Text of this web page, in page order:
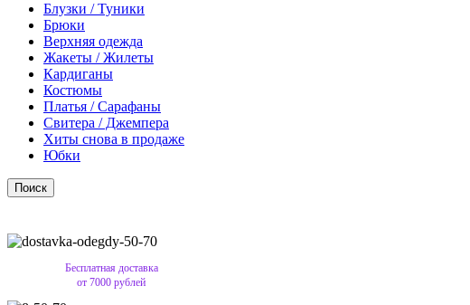
Блузки / Туники
Брюки
Верхняя одежда
Жакеты / Жилеты
Кардиганы
Костюмы
Платья / Сарафаны
Свитера / Джемпера
Хиты снова в продаже
Юбки
Поиск
Бесплатная доставка
от 7000 рублей